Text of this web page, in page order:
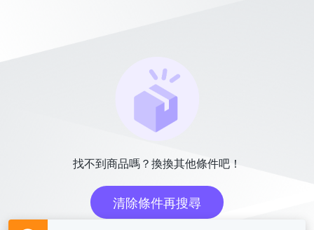
找不到商品嗎？換換其他條件吧！
清除條件再搜尋